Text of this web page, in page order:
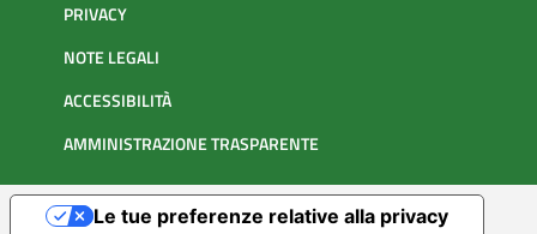
PRIVACY
NOTE LEGALI
ACCESSIBILITÀ
AMMINISTRAZIONE TRASPARENTE
Le tue preferenze relative alla privacy